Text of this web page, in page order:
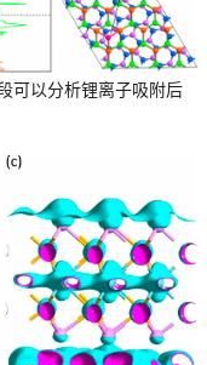
可以分析锂离子吸附后